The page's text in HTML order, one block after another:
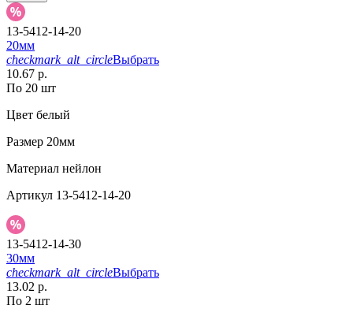
13-5412-14-20
20мм
checkmark_alt_circleВыбрать
10.67 р.
По 20 шт
Цвет белый
Размер 20мм
Материал нейлон
Артикул 13-5412-14-20
13-5412-14-30
30мм
checkmark_alt_circleВыбрать
13.02 р.
По 2 шт